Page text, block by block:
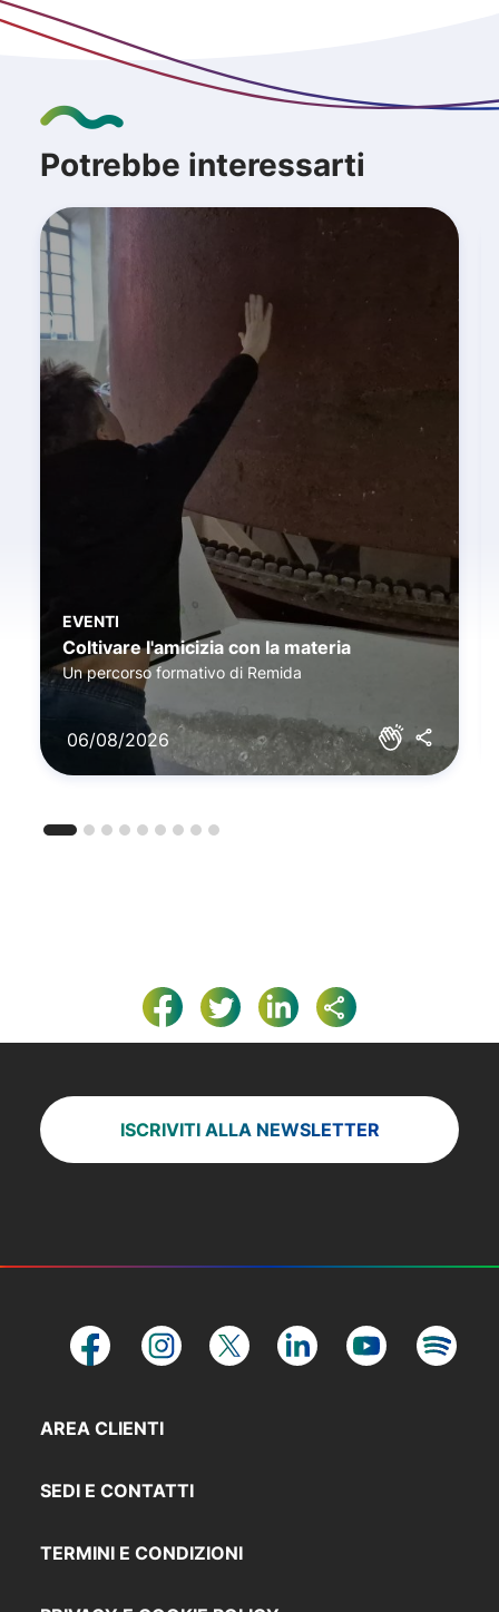
Potrebbe interessarti
EVENTI
Coltivare l'amicizia con la materia
Un percorso formativo di Remida
06/08/2026
ISCRIVITI ALLA NEWSLETTER
AREA CLIENTI
SEDI E CONTATTI
TERMINI E CONDIZIONI